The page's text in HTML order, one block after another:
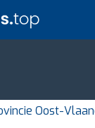
Oost-